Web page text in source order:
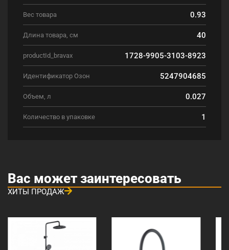
Вес товара 0.93
Длина товара, см 40
productId_bravax 1728-9905-3103-8923
Идентификатор Озон 5247904685
Объем, л 0.027
Количество в упаковке 1
Вас может заинтересовать
ХИТЫ ПРОДАЖ